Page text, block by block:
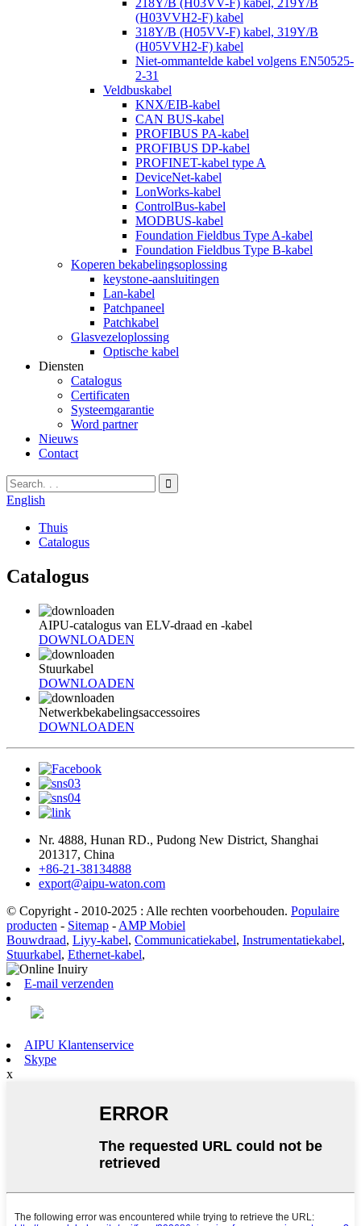
218Y/B (H03VV-F) kabel, 219Y/B
(H03VVH2-F) kabel
318Y/B (H05VV-F) kabel, 319Y/B
(H05VVH2-F) kabel
Niet-ommantelde kabel volgens EN50525-
2-31
Veldbuskabel
KNX/EIB-kabel
CAN BUS-kabel
PROFIBUS PA-kabel
PROFIBUS DP-kabel
PROFINET-kabel type A
DeviceNet-kabel
LonWorks-kabel
ControlBus-kabel
MODBUS-kabel
Foundation Fieldbus Type A-kabel
Foundation Fieldbus Type B-kabel
Koperen bekabelingsoplossing
keystone-aansluitingen
Lan-kabel
Patchpaneel
Patchkabel
Glasvezeloplossing
Optische kabel
Diensten
Catalogus
Certificaten
Systeemgarantie
Word partner
Nieuws
Contact
English
Thuis
Catalogus
Catalogus
AIPU-catalogus van ELV-draad en -kabel
DOWNLOADEN
Stuurkabel
DOWNLOADEN
Netwerkbekabelingsaccessoires
DOWNLOADEN
Nr. 4888, Hunan RD., Pudong New District, Shanghai
201317, China
+86-21-38134888
export@aipu-waton.com
© Copyright - 2010-2025 : Alle rechten voorbehouden. Populaire
producten - Sitemap - AMP Mobiel
Bouwdraad, Liyy-kabel, Communicatiekabel, Instrumentatiekabel,
Stuurkabel, Ethernet-kabel,
E-mail verzenden
AIPU Klantenservice
Skype
x